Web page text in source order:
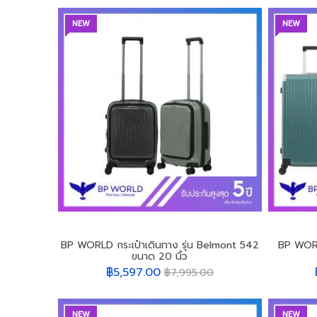
NEW
BP WORLD กระเป๋าเดินทาง รุ่น Belmont 542
ขนาด 20 นิ้ว
฿5,597.00 ฿7,995.00
NEW
BP